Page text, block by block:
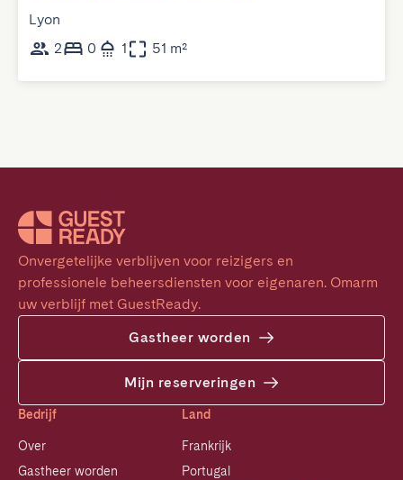
Lyon
2
0 1 51 m²
Onvergetelijke verblijven voor reizigers en
professionele beheersdiensten voor eigenaren. Omarm
uw verblijf met GuestReady.
Gastheer worden
Mijn reserveringen
Bedrijf
Over
Gastheer worden
Land
Frankrijk
Portugal